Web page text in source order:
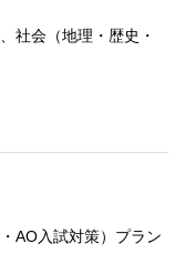
社会（地理・歴史・
AO入試対策）プラン